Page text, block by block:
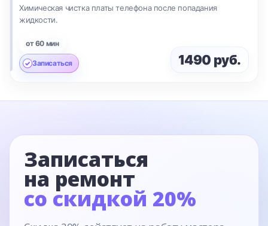
Химическая чистка платы телефона после попадания
жидкости.
от 60 мин
Записаться 1490 руб.
Записаться
на ремонт
со скидкой 20%